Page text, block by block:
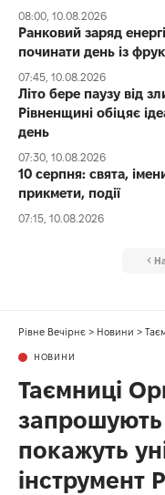
08:00, 10.08.2026
Ранковий заряд
починати день із
07:45, 10.08.2026
Літо бере паузу від
Рівненщині обіцяє
день
07:30, 10.08.2026
10 серпня: свята,
прикмети, події
07:15, 10.08.2026
Рівне Вечірнє > Новини >
НОВИНИ
Таємниці
запрошують
покажуть
інструмент